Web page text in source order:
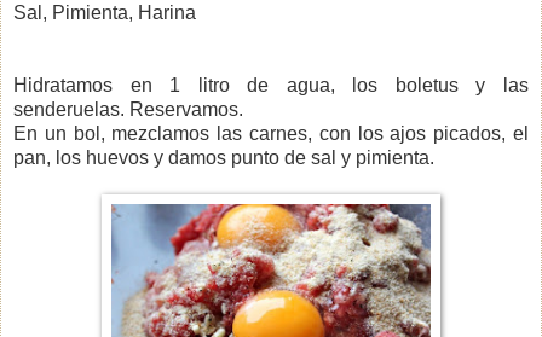
Sal, Pimienta, Harina
Hidratamos en 1 litro de agua, los boletus y las
senderuelas. Reservamos.
En un bol, mezclamos las carnes, con los ajos picados, el
pan, los huevos y damos punto de sal y pimienta.